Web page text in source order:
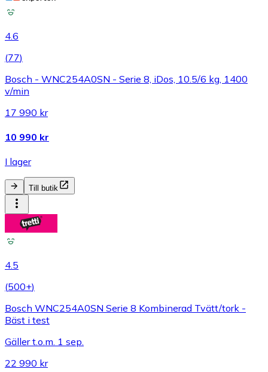
4.6
(77)
Bosch - WNC254A0SN - Serie 8, iDos, 10.5/6 kg, 1400
v/min
17 990 kr
10 990 kr
I lager
Till butik
4.5
(500+)
Bosch WNC254A0SN Serie 8 Kombinerad Tvätt/tork -
Bäst i test
Gäller t.o.m. 1 sep.
22 990 kr